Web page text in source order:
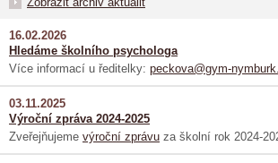
16.02.2026
Hledáme školního psychologa
Více informací u ředitelky: peckova@gym-
03.11.2025
Výroční zpráva 2024-2025
Zveřejňujeme výroční zprávu za školní rok 2024-